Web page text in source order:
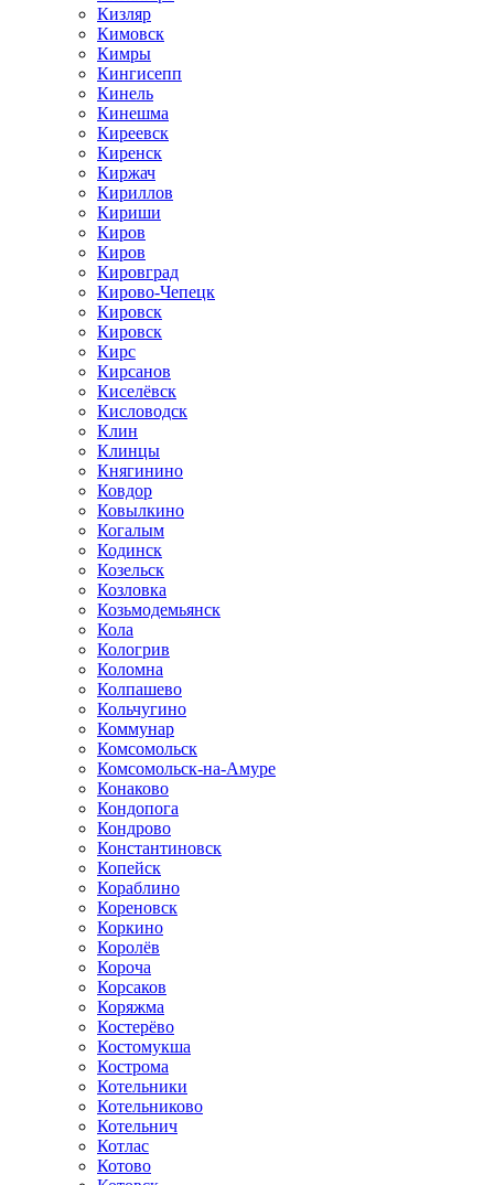
Кизляр
Кимовск
Кимры
Кингисепп
Кинель
Кинешма
Киреевск
Киренск
Киржач
Кириллов
Кириши
Киров
Киров
Кировград
Кирово-Чепецк
Кировск
Кировск
Кирс
Кирсанов
Киселёвск
Кисловодск
Клин
Клинцы
Княгинино
Ковдор
Ковылкино
Когалым
Кодинск
Козельск
Козловка
Козьмодемьянск
Кола
Кологрив
Коломна
Колпашево
Кольчугино
Коммунар
Комсомольск
Комсомольск-на-Амуре
Конаково
Кондопога
Кондрово
Константиновск
Копейск
Кораблино
Кореновск
Коркино
Королёв
Короча
Корсаков
Коряжма
Костерёво
Костомукша
Кострома
Котельники
Котельниково
Котельнич
Котлас
Котово